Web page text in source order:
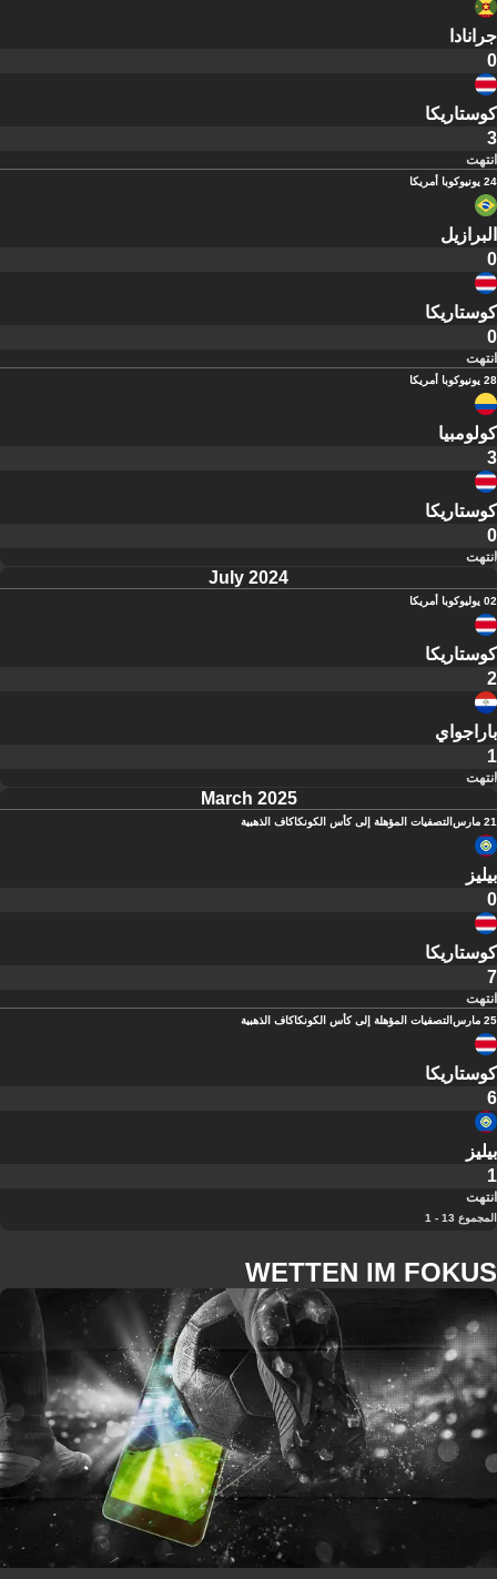
جرانادا
0
كوستاريكا
3
انتهت
24 يونيو كوبا أمريكا
البرازيل
0
كوستاريكا
0
انتهت
28 يونيو كوبا أمريكا
كولومبيا
3
كوستاريكا
0
انتهت
July 2024
02 يوليو كوبا أمريكا
كوستاريكا
2
باراجواي
1
انتهت
March 2025
21 مارس التصفيات المؤهلة إلى كأس الكونكاكاف الذهبية
بيليز
0
كوستاريكا
7
انتهت
25 مارس التصفيات المؤهلة إلى كأس الكونكاكاف الذهبية
كوستاريكا
6
بيليز
1
انتهت
المجموع 13 - 1
WETTEN IM FOKUS